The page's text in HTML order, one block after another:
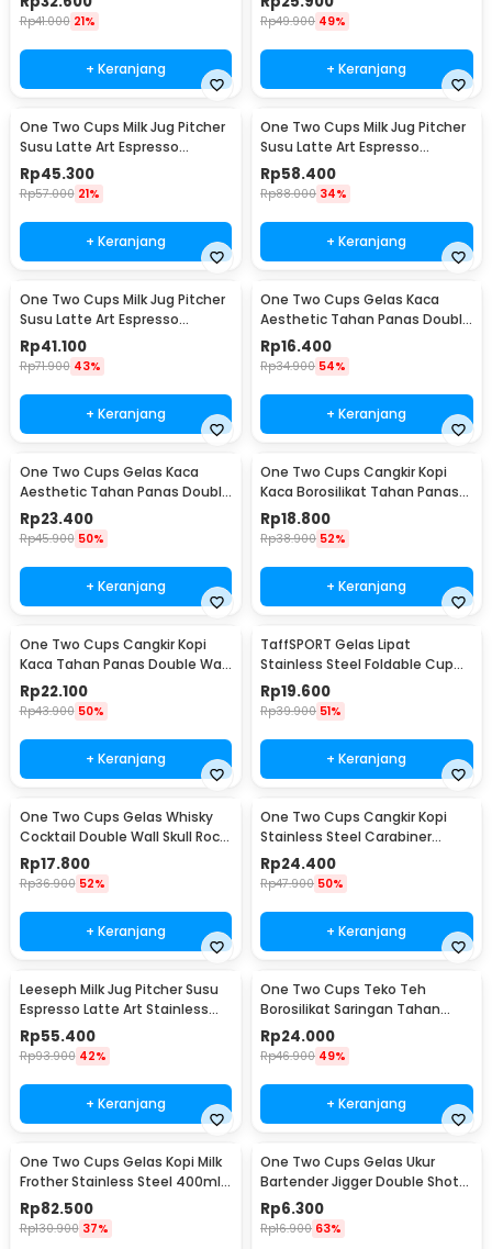
Rp41.000 21%
+ Keranjang
Rp49.900 49%
+ Keranjang
One Two Cups Milk Jug Pitcher
Susu Latte Art Espresso
Stainless Steel 600ml - J068
Rp45.300
Rp57.000 21%
+ Keranjang
One Two Cups Milk Jug Pitcher
Susu Latte Art Espresso
Stainless Steel 900ml - J068
Rp58.400
Rp88.000 34%
+ Keranjang
One Two Cups Milk Jug Pitcher
Susu Latte Art Espresso
Stainless Steel 350ml - 10084
Rp41.100
Rp71.900 43%
+ Keranjang
One Two Cups Gelas Kaca
Aesthetic Tahan Panas Double
Wall Glass 250ml - PLY1704
Rp16.400
Rp34.900 54%
+ Keranjang
One Two Cups Gelas Kaca
Aesthetic Tahan Panas Double
Wall Glass 433ml - PLY1704
Rp23.400
Rp45.900 50%
+ Keranjang
One Two Cups Cangkir Kopi
Kaca Borosilikat Tahan Panas
Double Wall Cup 160ml
Rp18.800
Rp38.900 52%
+ Keranjang
One Two Cups Cangkir Kopi
Kaca Tahan Panas Double Wall
Cup 180ml - DOME240
Rp22.100
Rp43.900 50%
+ Keranjang
TaffSPORT Gelas Lipat
Stainless Steel Foldable Cup
Carabiner 240ml - F180
Rp19.600
Rp39.900 51%
+ Keranjang
One Two Cups Gelas Whisky
Cocktail Double Wall Skull Rock
Glass 150ml - SG-02
Rp17.800
Rp36.900 52%
+ Keranjang
One Two Cups Cangkir Kopi
Stainless Steel Carabiner
Camping Cup 220ml - C125
Rp24.400
Rp47.900 50%
+ Keranjang
Leeseph Milk Jug Pitcher Susu
Espresso Latte Art Stainless
Steel 600ml - L-2016
Rp55.400
Rp93.900 42%
+ Keranjang
One Two Cups Teko Teh
Borosilikat Saringan Tahan
Panas Teapot 500ml - TP-757
Rp24.000
Rp46.900 49%
+ Keranjang
One Two Cups Gelas Kopi Milk
Frother Stainless Steel 400ml -
WZ0011
Rp82.500
Rp130.900 37%
One Two Cups Gelas Ukur
Bartender Jigger Double Shot
15ml and 30ml - LE2
Rp6.300
Rp16.900 63%